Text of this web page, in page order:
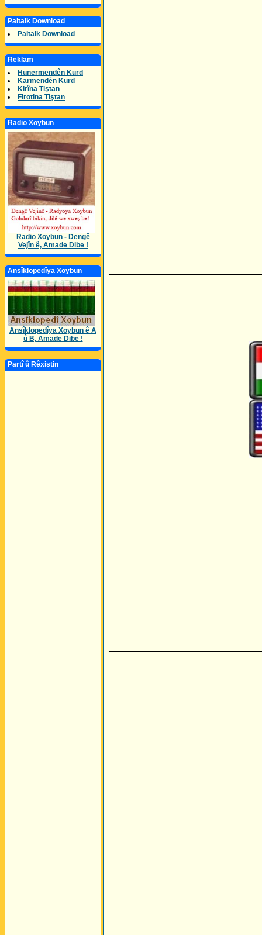
Paltalk Download
Paltalk Download
Reklam
Hunermendên Kurd
Karmendên Kurd
Kirîna Tiştan
Firotina Tiştan
Radio Xoybun
Radio Xoybun - Dengê
Vejîn ê, Amade Dibe !
Ansîklopedîya Xoybun
Ansîklopedîya Xoybun ê A
û B, Amade Dibe !
Partî û Rêxistin